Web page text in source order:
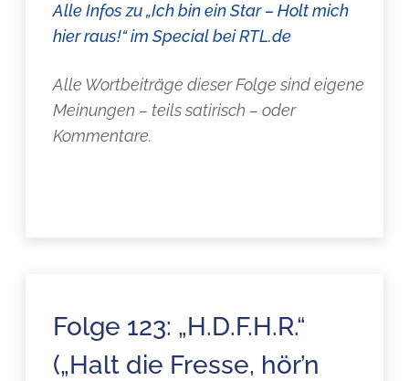
Alle Infos zu „Ich bin ein Star – Holt mich
hier raus!“ im Special bei RTL.de
Alle Wortbeiträge dieser Folge sind eigene
Meinungen – teils satirisch – oder
Kommentare.
Folge 123: „H.D.F.H.R.“
(„Halt die Fresse, hör’n